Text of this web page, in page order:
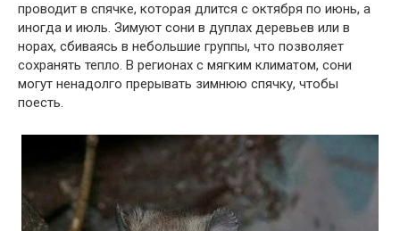
проводит в спячке, которая длится с октября по июнь, а
иногда и июль. Зимуют сони в дуплах деревьев или в
норах, сбиваясь в небольшие группы, что позволяет
сохранять тепло. В регионах с мягким климатом, сони
могут ненадолго прерывать зимнюю спячку, чтобы
поесть.